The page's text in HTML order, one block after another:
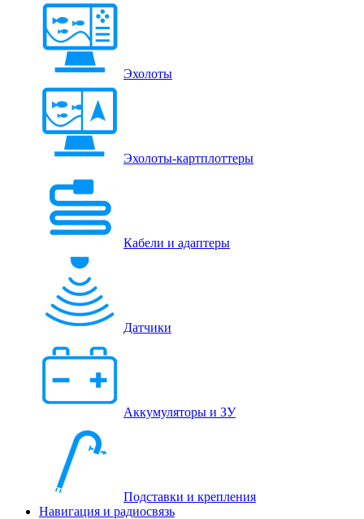
Эхолоты
Эхолоты-картплоттеры
Кабели и адаптеры
Датчики
Аккумуляторы и ЗУ
Подставки и крепления
Навигация и радиосвязь